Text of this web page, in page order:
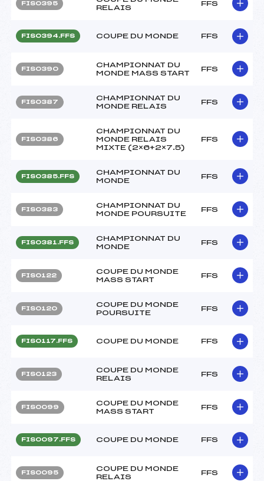
FIS0395
RELAIS
FFS
FIS0394.FFS COUPE DU MONDE FFS
FIS0390
CHAMPIONNAT DU
MONDE MASS START
FFS
FIS0387
CHAMPIONNAT DU
MONDE RELAIS
FFS
FIS0386
CHAMPIONNAT DU
MONDE RELAIS
MIXTE (2×6+2×7.5)
FFS
FIS0385.FFS
CHAMPIONNAT DU
MONDE
FFS
FIS0383
CHAMPIONNAT DU
MONDE POURSUITE
FFS
FIS0381.FFS
CHAMPIONNAT DU
MONDE
FFS
FIS0122
COUPE DU MONDE
MASS START
FFS
FIS0120
COUPE DU MONDE
POURSUITE
FFS
FIS0117.FFS COUPE DU MONDE FFS
FIS0123
COUPE DU MONDE
RELAIS
FFS
FIS0099
COUPE DU MONDE
MASS START
FFS
FIS0097.FFS COUPE DU MONDE FFS
FIS0095
COUPE DU MONDE
RELAIS
FFS